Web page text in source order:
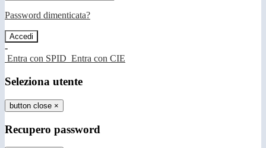
Password dimenticata?
-
Entra con SPID Entra con CIE
Seleziona utente
button close ×
Recupero password